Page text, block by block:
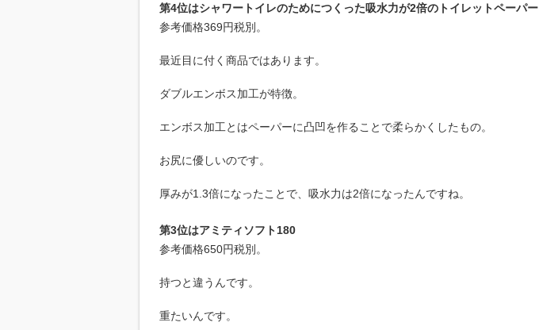
第4位はシャワートイレのためにつくった吸水力が2倍のトイレットペーパー
参考価格369円税別。
最近目に付く商品ではあります。
ダブルエンボス加工が特徴。
エンボス加工とはペーパーに凸凹を作ることで柔らかくしたもの。
お尻に優しいのです。
厚みが1.3倍になったことで、吸水力は2倍になったんですね。
第3位はアミティソフト180
参考価格650円税別。
持つと違うんです。
重たいんです。